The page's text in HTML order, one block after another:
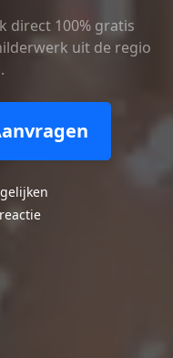
direct 100% gratis
uit de regio